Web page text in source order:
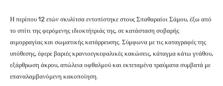
Η περίπου 12 ετών σκυλίτσα εντοπίστηκε στους Σπαθαραίοι Σάμου, έξω από
το σπίτι της φερόμενης ιδιοκτήτριάς της, σε κατάσταση σοβαρής
αιμορραγίας και σωματικής κατάρρευσης. Σύμφωνα με τις καταγραφές της
υπόθεσης, έφερε βαριές κρανιοεγκεφαλικές κακώσεις, κάταγμα κάτω γνάθου,
εξάρθρωση άκρου, απώλεια οφθαλμού και εκτεταμένα τραύματα συμβατά με
επαναλαμβανόμενη κακοποίηση.